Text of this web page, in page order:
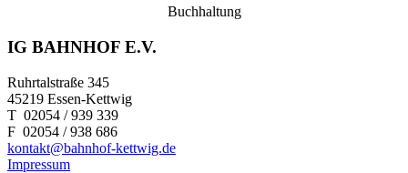
Buchhaltung
IG BAHNHOF E.V.
Ruhrtalstraße 345
45219 Essen-Kettwig
T 02054 / 939 339
F 02054 / 938 686
kontakt@bahnhof-kettwig.de
Impressum